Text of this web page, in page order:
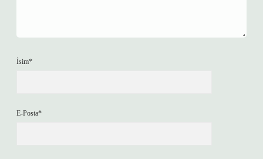
İsim*
E-Posta*